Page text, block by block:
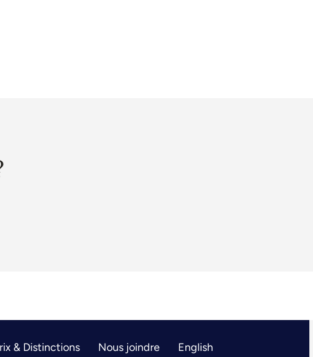
& Distinctions Nous joindre English